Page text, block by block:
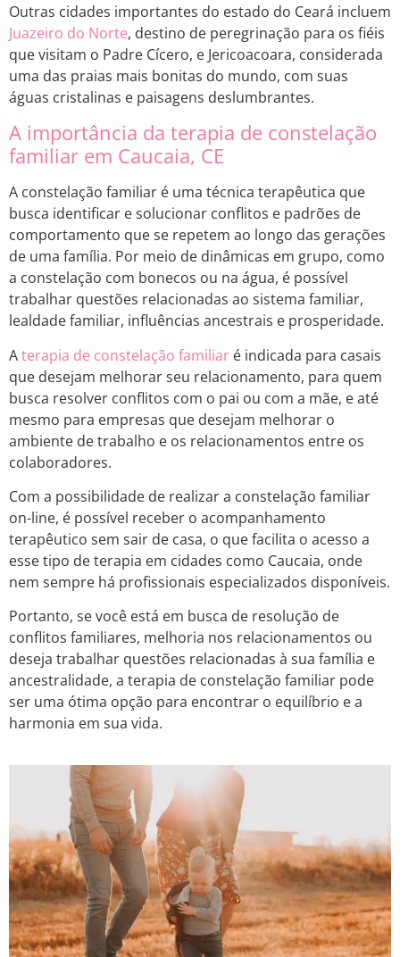
Outras cidades importantes do estado do Ceará incluem
Juazeiro do Norte, destino de peregrinação para os fiéis
que visitam o Padre Cícero, e Jericoacoara, considerada
uma das praias mais bonitas do mundo, com suas
águas cristalinas e paisagens deslumbrantes.
A importância da terapia de constelação
familiar em Caucaia, CE
A constelação familiar é uma técnica terapêutica que
busca identificar e solucionar conflitos e padrões de
comportamento que se repetem ao longo das gerações
de uma família. Por meio de dinâmicas em grupo, como
a constelação com bonecos ou na água, é possível
trabalhar questões relacionadas ao sistema familiar,
lealdade familiar, influências ancestrais e prosperidade.
Aterapia de constelação familiar é indicada para casais
que desejam melhorar seu relacionamento, para quem
busca resolver conflitos com o pai ou com a mãe, e até
mesmo para empresas que desejam melhorar o
ambiente de trabalho e os relacionamentos entre os
colaboradores.
Com a possibilidade de realizar a constelação familiar
on-line, é possível receber o acompanhamento
terapêutico sem sair de casa, o que facilita o acesso a
esse tipo de terapia em cidades como Caucaia, onde
nem sempre há profissionais especializados disponíveis.
Portanto, se você está em busca de resolução de
conflitos familiares, melhoria nos relacionamentos ou
deseja trabalhar questões relacionadas à sua família e
ancestralidade, a terapia de constelação familiar pode
ser uma ótima opção para encontrar o equilíbrio e a
harmonia em sua vida.